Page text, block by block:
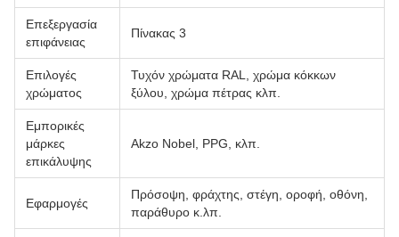
Επεξεργασία
επιφάνειας
Πίνακας 3
Επιλογές
χρώματος
Τυχόν χρώματα RAL, χρώμα κόκκων
ξύλου, χρώμα πέτρας κλπ.
Εμπορικές
μάρκες
επικάλυψης
Akzo Nobel, PPG, κλπ.
Εφαρμογές
Πρόσοψη, φράχτης, στέγη, οροφή, οθόνη,
παράθυρο κ.λπ.